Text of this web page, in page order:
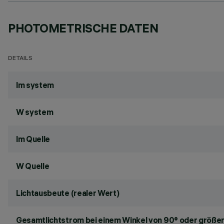
PHOTOMETRISCHE DATEN
DETAILS
lm system
W system
lm Quelle
W Quelle
Lichtausbeute (realer Wert)
Gesamtlichtstrom bei einem Winkel von 90° oder